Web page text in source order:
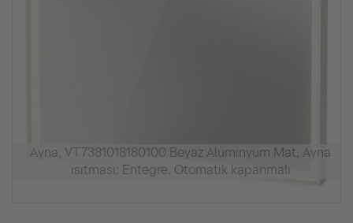
Ayna, VT7381018180100 Beyaz Alüminyum Mat, Ayna
ısıtması: Entegre, Otomatik kapanmalı